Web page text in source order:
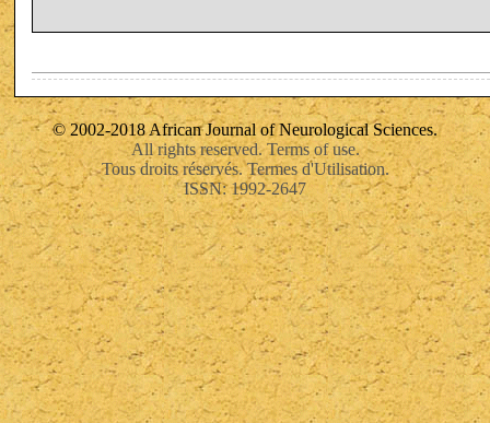
© 2002-2018 African Journal of Neurological Sciences.
All rights reserved. Terms of use.
Tous droits réservés. Termes d'Utilisation.
ISSN: 1992-2647